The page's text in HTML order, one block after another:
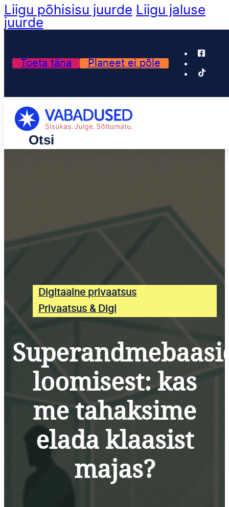
Liigu põhisisu juurde Liigu jaluse
juurde
Toeta täna Planeet ei põle
Digitaalne privaatsus
Privaatsus & Digi
loomisest: kas
me tahaksime
elada klaasist
majas?